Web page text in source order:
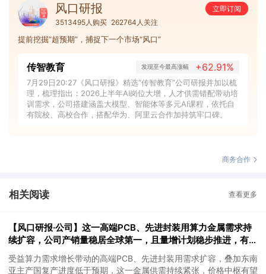
风口研报
立即订阅
3513495人购买 262764人关注
提前挖掘“超预期”，捕捉下一个市场“风口”
传智教育 发现至今最高涨幅 +62.91%
7月29日20:27《风口研报》精选“传智教育”公司研报并加以梳
理，梳理指出：2026上半年AI岗位大增，人才供需错配带动培
训需求，公司搭建涵盖大模型、智能体等多元AI课程，依托自
有院校、高校合作，搭配华为、阿里云合作加持筑牢口碑。
商务合作
相关阅读 查看更多
【风口研报·公司】这一高端PCB、先进封装用算力金属需求持
续扩容，公司产销量稳居全球第一，且量增计划稳步推进，有望
充分受益价格上行
受益算力需求增长带动的高端PCB、先进封装用需求扩容，叠加东南
亚主产国复产进度低于预期，这一金属供需持续紧张，价格中枢有望